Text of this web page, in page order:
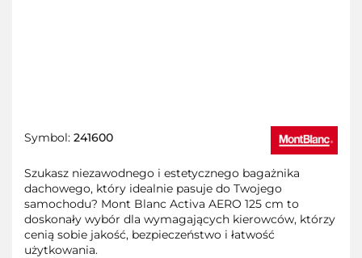
Symbol: 241600
Szukasz niezawodnego i estetycznego bagażnika
dachowego, który idealnie pasuje do Twojego
samochodu? Mont Blanc Activa AERO 125 cm to
doskonały wybór dla wymagających kierowców, którzy
cenią sobie jakość, bezpieczeństwo i łatwość
użytkowania.